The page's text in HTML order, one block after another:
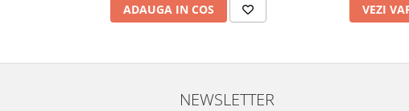
ADAUGA IN COS VEZI
NEWSLETTER